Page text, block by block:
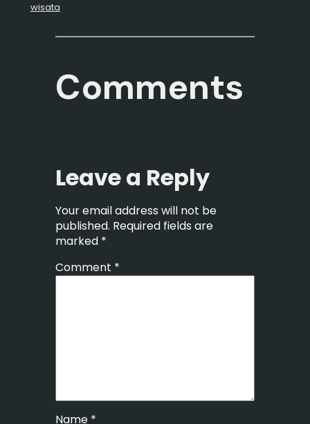
wisata
Comments
Leave a Reply
Your email address will not be
published. Required fields are
marked *
Comment *
Name *